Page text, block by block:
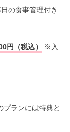
の食事管理付き
円（税込）
※入
ランには特典と